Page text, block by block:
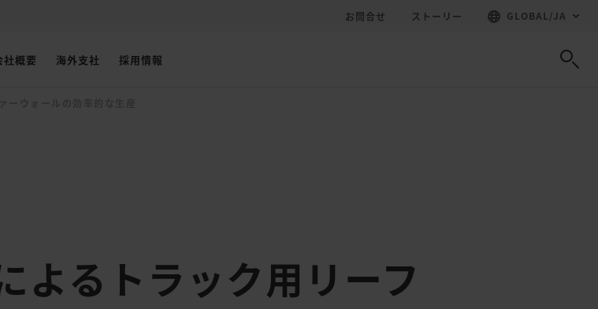
お問合せ ストーリー GLOBAL /JA
社概要 海外支社 採用情報
よるトラック用リーフ